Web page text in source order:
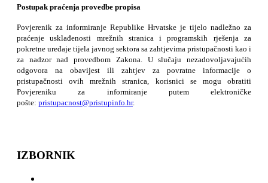
Postupak praćenja provedbe propisa
Povjerenik za informiranje Republike Hrvatske je tijelo nadležno za
praćenje usklađenosti mrežnih stranica i programskih rješenja za
pokretne uređaje tijela javnog sektora sa zahtjevima pristupačnosti kao i
za nadzor nad provedbom Zakona. U slučaju nezadovoljavajućih
odgovora na obavijest ili zahtjev za povratne informacije o
pristupačnosti ovih mrežnih stranica, korisnici se mogu obratiti
Povjereniku za informiranje putem elektroničke
pošte: pristupacnost@pristupinfo.hr.
IZBORNIK